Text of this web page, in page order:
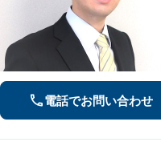
電話でお問い合わせ